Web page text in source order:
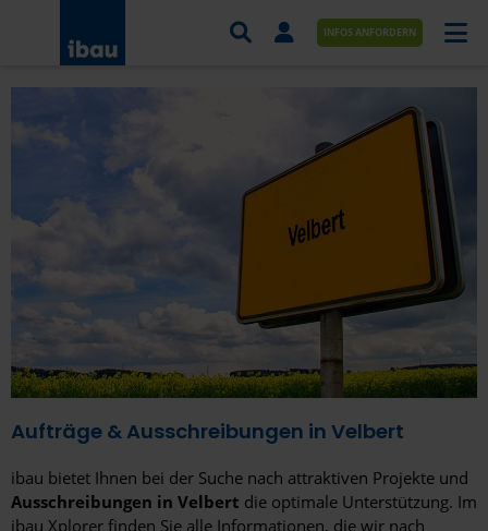
AUFTRÄGE NACH BRANCHE
AUFTRÄGE NACH ORT
SERVICES UND LEISTUNGEN
AKADEMIE
ÜBER UNS
KONTAKT
INFOS ANFORDERN
Aufträge & Ausschreibungen in Velbert
ibau bietet Ihnen bei der Suche nach attraktiven Projekte und
Ausschreibungen in Velbert die optimale Unterstützung. Im
ibau Xplorer finden Sie alle Informationen, die wir nach